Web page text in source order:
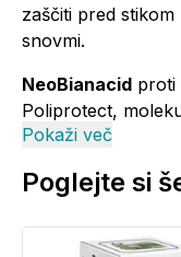
zaščiti pred
snovmi.
NeoBianacid proti
Poliprotect,
podjetja Aboca, ki
delovanje
komponento
Pokaži več
Poglejte si